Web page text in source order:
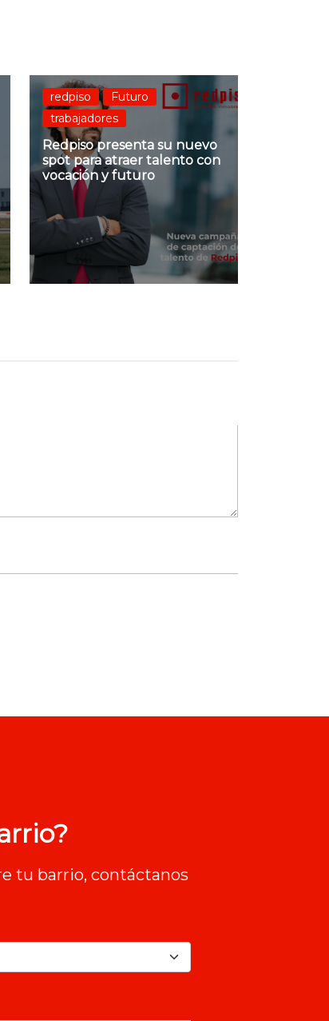
redpiso
Futuro
trabajadores
Redpiso presenta su nuevo
spot para atraer talento con
vocación y futuro
tu barrio, contáctanos